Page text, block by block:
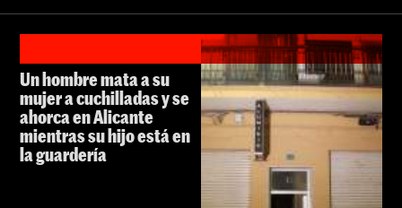
Un hombre mata a su
mujer a cuchilladas y se
ahorca en Alicante
mientras su hijo está en
la guardería